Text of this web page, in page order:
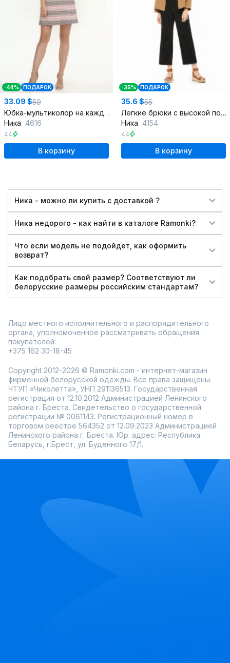
-44% ПОДАРОК
33.09 $59
Юбка-мультиколор на каждый день круглый год
Ника 4616
44
В корзину
-35% ПОДАРОК
35.6 $55
Легкие брюки с высокой посадкой из хлопка
Ника 4154
44
В корзину
Ника - можно ли купить c доставкой ?
Ника недорого - как найти в каталоге Ramonki?
Что если модель не подойдет, как оформить
возврат?
Как подобрать свой размер? Соответствуют ли
белорусские размеры российским стандартам?
Лицо местного исполнительного и распорядительного
органа, уполномоченное рассматривать обращения
покупателей:
+375 162 30-18-45
Copyright 2012-2026 © Ramonki.com - интернет-магазин
фирменной белорусской одежды. Все права защищены.
ЧТУП «Чиколетта», УНП 291136513. Государственная
регистрация от 12.10.2012 Администрацией Ленинского
района г. Бреста. Свидетельство о государственной
регистрации № 0061143. Регистрационный номер в
торговом реестре 564352 от 12.09.2023 Администрацией
Ленинского района г. Бреста. Юр. адрес: Республика
Беларусь, г.Брест, ул. Буденного 17/1.